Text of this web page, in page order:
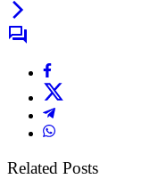
Related Posts